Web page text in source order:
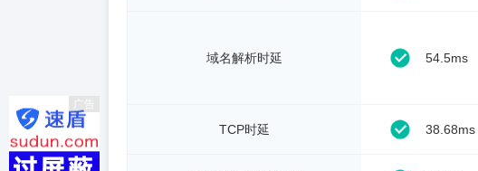
域名解析时延 54.5ms
TCP时延 38.68ms
广告